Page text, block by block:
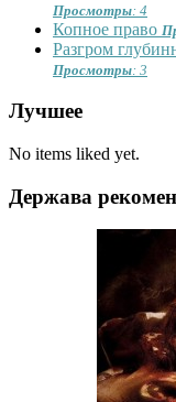
Просмотры: 4
Копное право
Разгром
Просмотры: 3
Лучшее
No items liked yet.
Держава